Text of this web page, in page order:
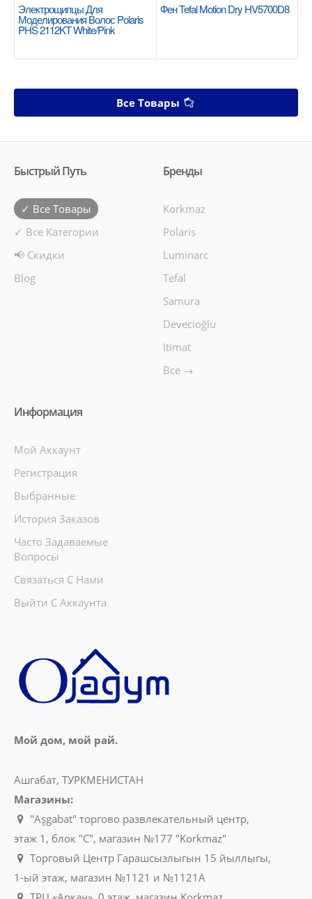
Электрощипцы Для
Моделирования Волос Polaris
PHS 2112KT White/pink
Фен Tefal Motion Dry HV5700D8
Все Товары
Быстрый Путь
✓ Все Товары
✓ Все Категории
📢 Скидки
Blog
Бренды
Korkmaz
Polaris
Luminarc
Tefal
Samura
Devecioğlu
Itimat
Все →
Информация
Мой Аккаунт
Регистрация
Выбранные
История Заказов
Часто Задаваемые
Вопросы
Связаться С Нами
Выйти С Аккаунта
Мой дом, мой рай.
Ашгабат, ТУРКМЕНИСТАН
Магазины:
"Aşgabat" торгово развлекательный центр,
этаж 1, блок "C", магазин №177 "Korkmaz"
Торговый Центр Гарашсызлыгын 15 йыллыгы,
1-ый этаж, магазин №1121 и №1121A